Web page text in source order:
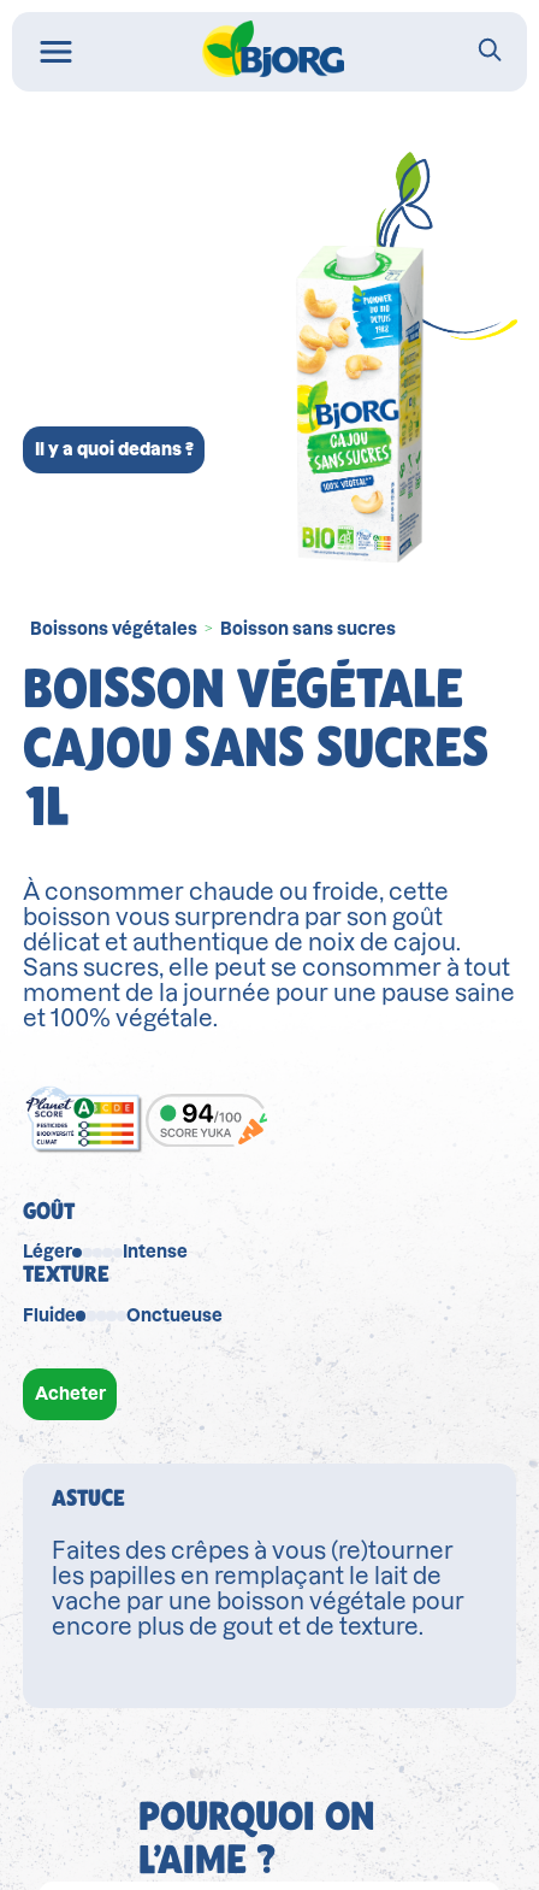
Il y a quoi dedans ?
Boissons végétales > Boisson sans sucres
BOISSON VÉGÉTALE
CAJOU SANS SUCRES
1L
À consommer chaude ou froide, cette
boisson vous surprendra par son goût
délicat et authentique de noix de cajou.
Sans sucres, elle peut se consommer à tout
moment de la journée pour une pause saine
et 100% végétale.
GOÛT
Léger Intense
TEXTURE
Fluide Onctueuse
Acheter
ASTUCE
Faites des crêpes à vous (re)tourner
les papilles en remplaçant le lait de
vache par une boisson végétale pour
encore plus de gout et de texture.
POURQUOI ON
L’AIME ?